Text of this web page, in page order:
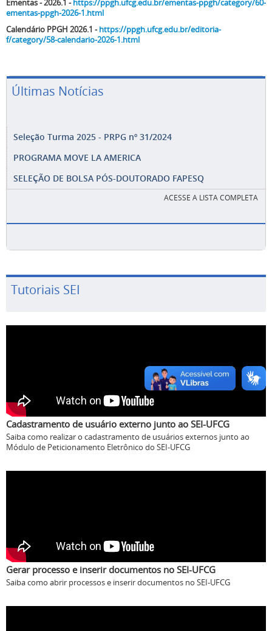
Ementas - 2026.1 -https://ppgh.ufcg.edu.br/ementas-ppgh/category/60-
ementas-ppgh-2026-1.html
Calendário PPGH 2026.1 -https://ppgh.ufcg.edu.br/editoria-
f/category/58-calendario-2026-1.html
Últimas Notícias
Seleção Turma 2025 - PRPG nº 31/2024
PROGRAMA MOVE LA AMERICA
SELEÇÃO DE BOLSA PÓS-DOUTORADO FAPESQ
ACESSE A LISTA COMPLETA
Tutoriais SEI
Cadastramento de usuário externo junto ao SEI-UFCG
Saiba como realizar o cadastramento de usuários externos junto ao
Módulo de Peticionamento Eletrônico do SEI-UFCG
Gerar processo e inserir documentos no SEI-UFCG
Saiba como abrir processos e inserir documentos no SEI-UFCG